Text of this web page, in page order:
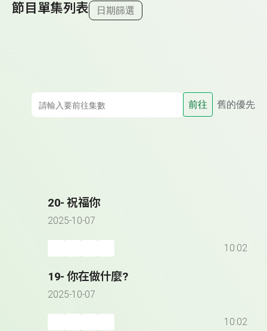
節目單集列表 日期篩選
前往 舊的優先
20- 祝福你
2025-10-07
10:02
19- 你在做什麼?
2025-10-07
10:02